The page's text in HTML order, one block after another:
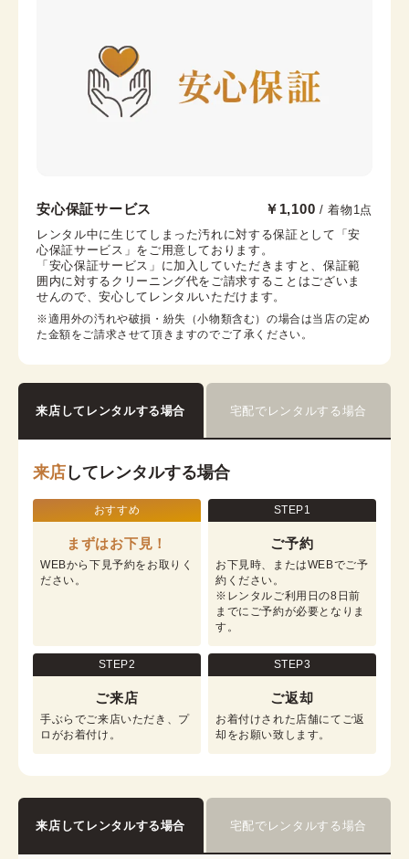
帯揚げ 伊達襟
コーリンベルト 襟芯
東京都台東区浅草２丁目６−７ 楽天地浅草ビル 4階
営業時間： 10:00~ 18:00
着付け最終受付時間：17:30
返却締め切り時間：18:00
安心保証サービス ￥1,100 / 着物1点
レンタル中に生じてしまった汚れに対する保証として「安
心保証サービス」をご用意しております。
「安心保証サービス」に加入していただきますと、保証範
囲内に対するクリーニング代をご請求することはございま
せんので、安心してレンタルいただけます。
※適用外の汚れや破損・紛失（小物類含む）の場合は当店の定め
た金額をご請求させて頂きますのでご了承ください。
来店してレンタルする場合 宅配でレンタルする場合
来店 してレンタルする場合
おすすめ
まずはお下見！
WEBから下見予約をお取りく
ださい。
STEP1
ご予約
お下見時、またはWEBでご予
約ください。
※レンタルご利用日の8日前
までにご予約が必要となりま
す。
STEP2
ご来店
手ぶらでご来店いただき、プ
ロがお着付け。
STEP3
ご返却
お着付けされた店舗にてご返
却をお願い致します。
来店してレンタルする場合 宅配でレンタルする場合